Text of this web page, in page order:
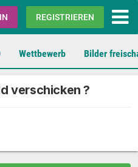
REGISTRIEREN
Wettbewerb Bilder
verschicken ?